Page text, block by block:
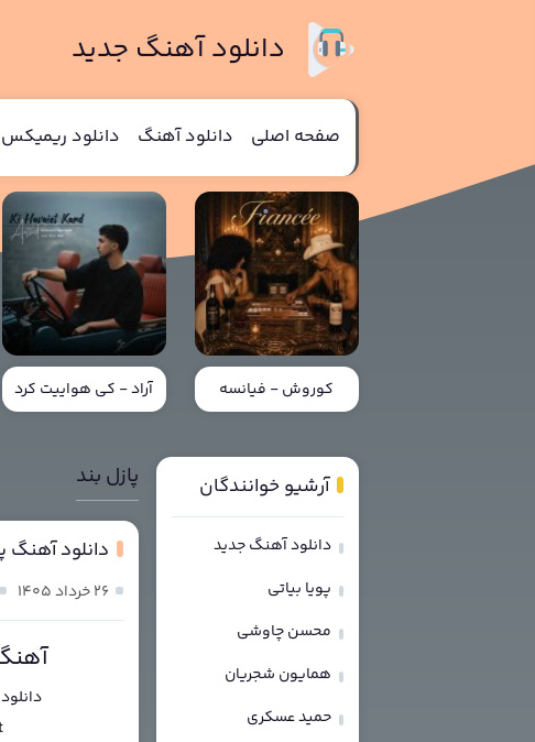
دانلود آهنگ جدید
صفحه اصلی دانلود آهنگ دانلود ریمیکس
کوروش - فیانسه آراد - کی هواییت کرد
پازل بند
دانلود آهنگ پازل بند
۲۶ خرداد ۱۴۰۵
آهنگ 15 سال خاطره (پادکست)
آرشیو خوانندگان
دانلود آهنگ جدید
پویا بیاتی
محسن چاوشی
همایون شجریان
حمید عسکری